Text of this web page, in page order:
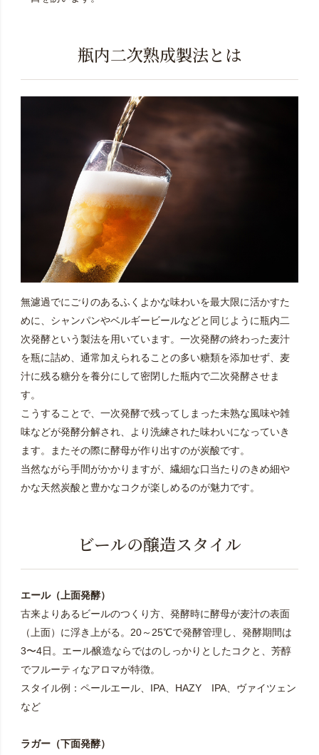
瓶内二次熟成製法とは
無濾過でにごりのあるふくよかな味わいを最大限に活かすた
めに、シャンパンやベルギービールなどと同じように瓶内二
次発酵という製法を用いています。一次発酵の終わった麦汁
を瓶に詰め、通常加えられることの多い糖類を添加せず、麦
汁に残る糖分を養分にして密閉した瓶内で二次発酵させま
す。
こうすることで、一次発酵で残ってしまった未熟な風味や雑
味などが発酵分解され、より洗練された味わいになっていき
ます。またその際に酵母が作り出すのが炭酸です。
当然ながら手間がかかりますが、繊細な口当たりのきめ細や
かな天然炭酸と豊かなコクが楽しめるのが魅力です。
ビールの醸造スタイル
エール（上面発酵）
古来よりあるビールのつくり方、発酵時に酵母が麦汁の表面
（上面）に浮き上がる。20～25℃で発酵管理し、発酵期間は
3〜4日。エール醸造ならではのしっかりとしたコクと、芳醇
でフルーティなアロマが特徴。
スタイル例：ペールエール、IPA、HAZY IPA、ヴァイツェン
など
ラガー（下面発酵）